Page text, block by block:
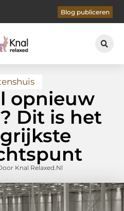
Blog publiceren
opnieuw
Dit is het
Knal Relaxed.nl